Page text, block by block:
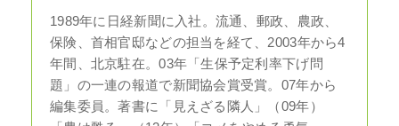
1989年に日経新聞に入社。流通、郵政、農政、
保険、首相官邸などの担当を経て、2003年から4
年間、北京駐在。03年「生保予定利率下げ問
題」の一連の報道で新聞協会賞受賞。07年から
編集委員。著書に「見えざる隣人」（09年）